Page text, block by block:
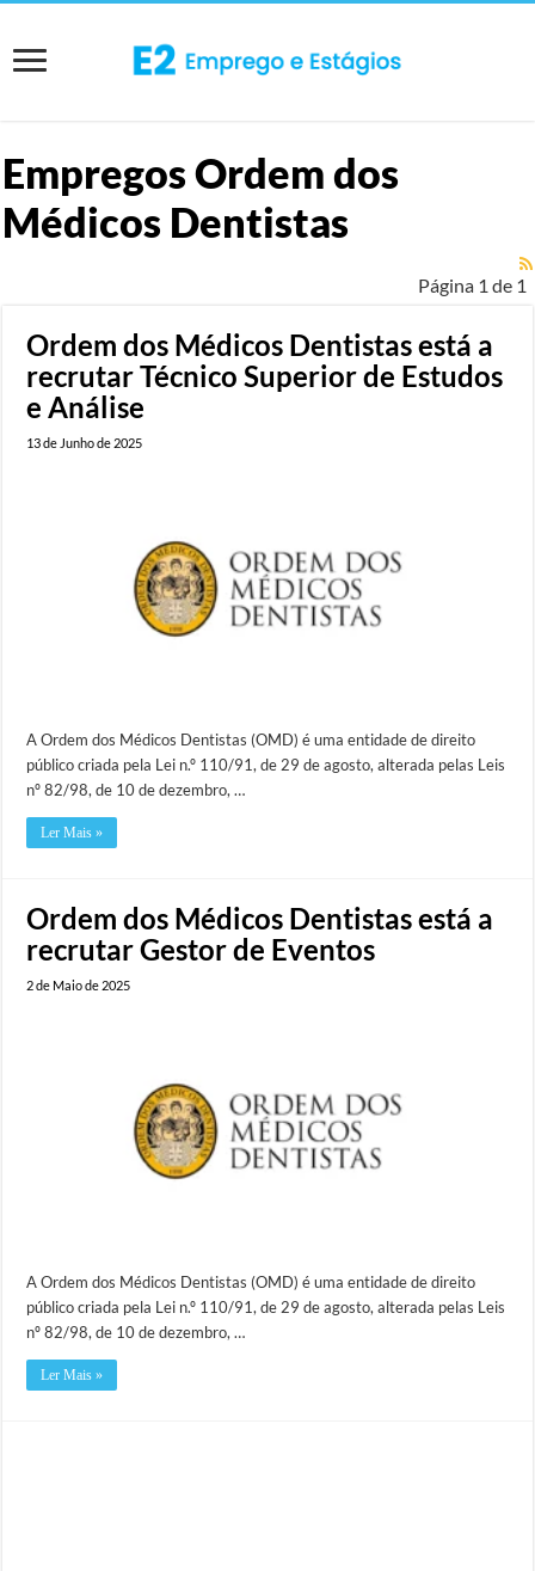
EmpregosOrdem dos
Médicos Dentistas
Página 1 de 1
Ordem dos Médicos Dentistas está a
recrutar Técnico Superior de Estudos
e Análise
13 de Junho de 2025
A Ordem dos Médicos Dentistas (OMD) é uma entidade de direito
público criada pela Lei n.º 110/91, de 29 de agosto, alterada pelas Leis
nº 82/98, de 10 de dezembro, …
Ler Mais »
Ordem dos Médicos Dentistas está a
recrutar Gestor de Eventos
2 de Maio de 2025
A Ordem dos Médicos Dentistas (OMD) é uma entidade de direito
público criada pela Lei n.º 110/91, de 29 de agosto, alterada pelas Leis
nº 82/98, de 10 de dezembro, …
Ler Mais »